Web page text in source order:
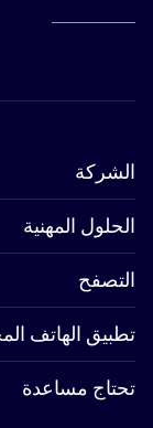
الشركة
الحلول المهنية
التصفح
تطبيق الهاتف
تحتاج مساعدة